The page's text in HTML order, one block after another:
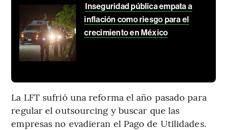
Inseguridad pública empata a
inflación como riesgo para el
crecimiento en México
La LFT sufrió una reforma el año pasado para
regular el outsourcing y buscar que las
empresas no evadieran el Pago de Utilidades.